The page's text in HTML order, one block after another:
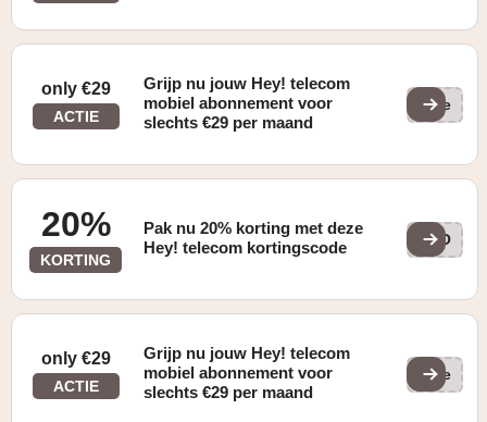
only €29
ACTIE
Grijp nu jouw Hey! telecom
mobiel abonnement voor
slechts €29 per maand
(ge
20%
KORTING
Pak nu 20% korting met deze
Hey! telecom kortingscode
5KO
only €29
ACTIE
Grijp nu jouw Hey! telecom
mobiel abonnement voor
slechts €29 per maand
(ge